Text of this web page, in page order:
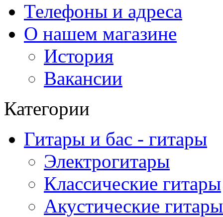
Телефоны и адреса
О нашем магазине
История
Вакансии
Категории
Гитары и бас - гитары
Электрогитары
Классические гитары
Акустические гитары